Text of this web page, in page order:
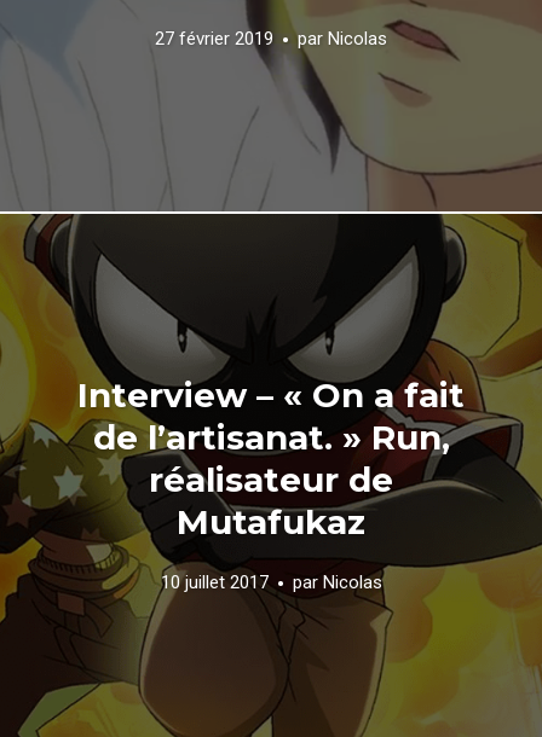
27 février 2019 par Nicolas
Interview – « On a fait
de l’artisanat. » Run,
réalisateur de
Mutafukaz
10 juillet 2017 par Nicolas